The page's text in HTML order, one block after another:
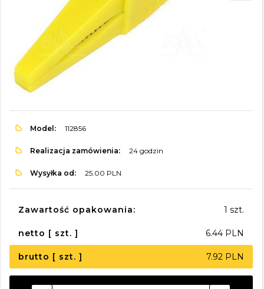
Model: 112856
Realizacja zamówienia: 24 godzin
Wysyłka od: 25.00 PLN
Zawartość opakowania: 1 szt.
netto [ szt. ] 6.44 PLN
brutto [ szt. ] 7.92 PLN